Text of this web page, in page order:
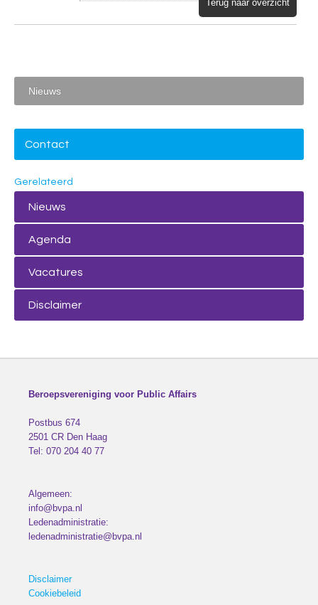
Terug naar overzicht
Nieuws
Contact
Gerelateerd
Nieuws
Agenda
Vacatures
Disclaimer
Beroepsvereniging voor Public Affairs
Postbus 674
2501 CR Den Haag
Tel: 070 204 40 77
Algemeen:
info@bvpa.nl
Ledenadministratie:
ledenadministratie@bvpa.nl
Disclaimer
Cookiebeleid